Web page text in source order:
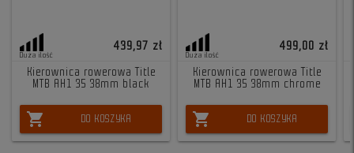
Duża ilość
439,97 zł
Kierownica rowerowa Title
MTB AH1 35 38mm black
shopping_cart DO KOSZYKA
Duża ilość
499,00 zł
Kierownica rowerowa Title
MTB AH1 35 38mm chrome
shopping_cart DO KOSZYKA